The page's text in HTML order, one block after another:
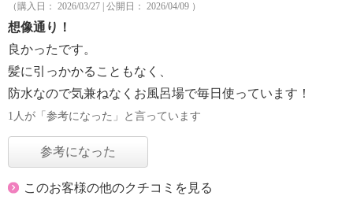
（購入日： 2026/03/27 | 公開日： 2026/04/09 ）
想像通り！
良かったです。
髪に引っかかることもなく、
防水なので気兼ねなくお風呂場で毎日使っています！
1人が「参考になった」と言っています
参考になった
このお客様の他のクチコミを見る